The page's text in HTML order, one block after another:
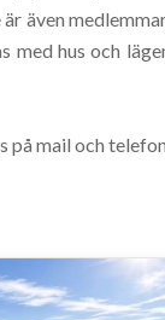
hus och
på mail och